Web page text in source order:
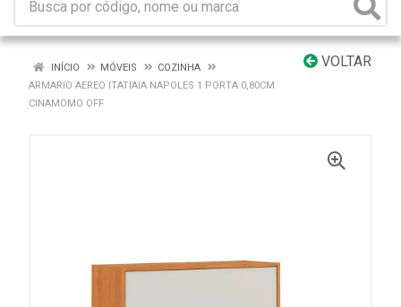
VOLTAR
INÍCIO MÓVEIS
COZINHA
ARMARIO AEREO ITATIAIA NAPOLES 1 PORTA 0,80CM
CINAMOMO OFF